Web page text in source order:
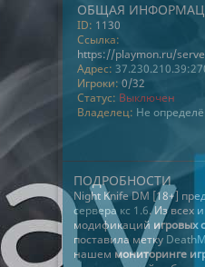
ОБЩАЯ
ID: 1130
Ссылка:
https://playmon.ru/
Адрес:
Игроки: 0/32
Статус: Выключен
Владелец: Не
ПОДРОБНОСТИ
Night Knife DM [18+]
сервера кс 1.6. Из всех
модификаций игровых
поставила метку
нашем мониторинге